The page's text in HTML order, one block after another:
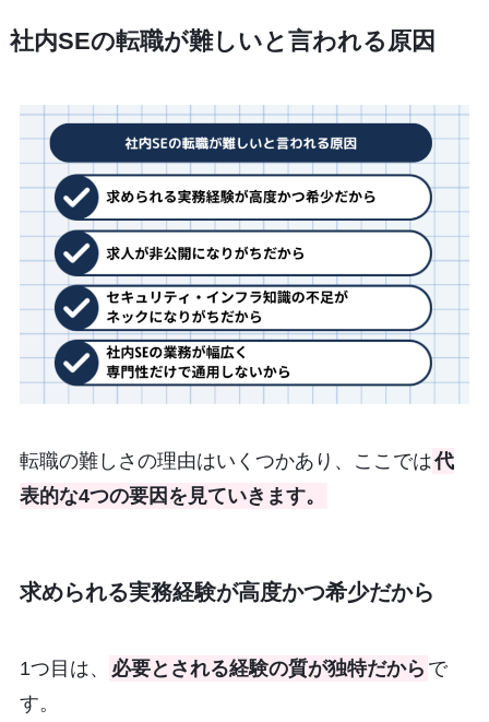
社内SEの転職が難しいと言われる原因
転職の難しさの理由はいくつかあり、ここでは代
表的な4つの要因を見ていきます。
求められる実務経験が高度かつ希少だから
1つ目は、 必要とされる経験の質が独特だから で
す。